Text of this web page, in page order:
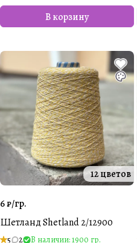
В корзину
12 цветов
6 ₽/гр.
Шетланд Shetland 2/12900
5 2
В наличии: 1900 гр.